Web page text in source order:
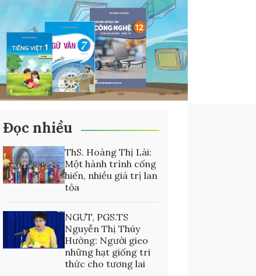
Đọc nhiều
ThS. Hoàng Thị Lài:
Một hành trình cống
hiến, nhiều giá trị lan
tỏa
NGƯT, PGS.TS
Nguyễn Thị Thúy
Hường: Người gieo
những hạt giống tri
thức cho tương lai